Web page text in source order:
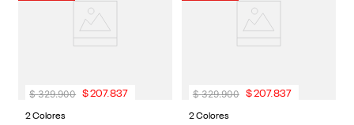
2 Colores
$ 329.900 $207.837
2 Colores
$ 329.900 $207.837